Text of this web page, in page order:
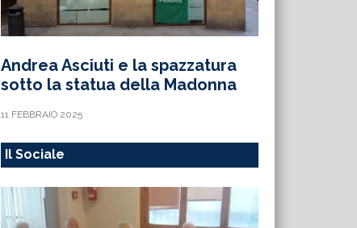
Andrea Asciuti e la spazzatura
sotto la statua della Madonna
11 FEBBRAIO 2025
Il Sociale